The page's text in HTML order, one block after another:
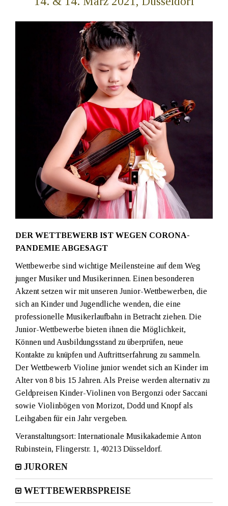
DER WETTBEWERB IST WEGEN CORONA-
PANDEMIE ABGESAGT
Wettbewerbe sind wichtige Meilensteine auf dem Weg
junger Musiker und Musikerinnen. Einen besonderen
Akzent setzen wir mit unseren Junior-Wettbewerben, die
sich an Kinder und Jugendliche wenden, die eine
professionelle Musikerlaufbahn in Betracht ziehen. Die
Junior-Wettbewerbe bieten ihnen die Möglichkeit,
Können und Ausbildungsstand zu überprüfen, neue
Kontakte zu knüpfen und Auftrittserfahrung zu sammeln.
Der Wettbewerb Violine junior wendet sich an Kinder im
Alter von 8 bis 15 Jahren. Als Preise werden alternativ zu
Geldpreisen Kinder-Violinen von Bergonzi oder Saccani
sowie Violinbögen von Morizot, Dodd und Knopf als
Leihgaben für ein Jahr vergeben.
Veranstaltungsort: Internationale Musikakademie Anton
Rubinstein, Flingerstr. 1, 40213 Düsseldorf.
JUROREN
WETTBEWERBSPREISE